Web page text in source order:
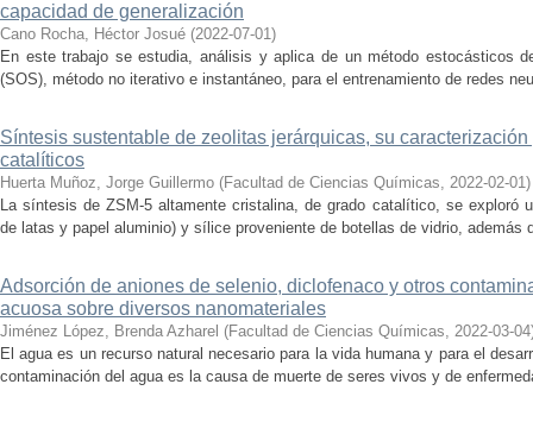
capacidad de generalización
Cano Rocha, Héctor Josué (2022-07-01)
En este trabajo se estudia, análisis y aplica de un método estocásticos
(SOS), método no iterativo e instantáneo, para el entrenamiento de redes
Síntesis sustentable de zeolitas jerárquicas, su
catalíticos
Huerta Muñoz, Jorge Guillermo (Facultad de Ciencias Químicas, 2022-02-01)
La síntesis de ZSM-5 altamente cristalina, de grado catalítico, se exploró
de latas y papel aluminio) y sílice proveniente de botellas de vidrio, además
Adsorción de aniones de selenio, diclofenaco y otros
acuosa sobre diversos nanomateriales
Jiménez López, Brenda Azharel (Facultad de Ciencias Químicas, 2022-03-04
El agua es un recurso natural necesario para la vida humana y para el
contaminación del agua es la causa de muerte de seres vivos y de